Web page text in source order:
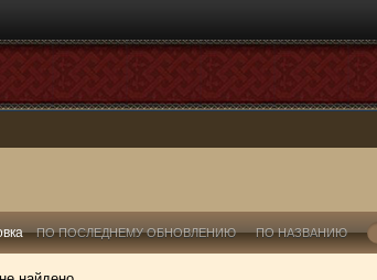
ПО ПОСЛЕДНЕМУ ОБНОВЛЕНИЮ ПО НАЗВАНИЮ